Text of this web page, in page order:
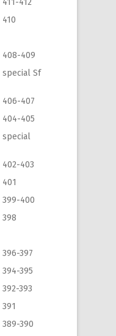
412
408-409
special Sf
407
405
special
403
400
397
395
393
390